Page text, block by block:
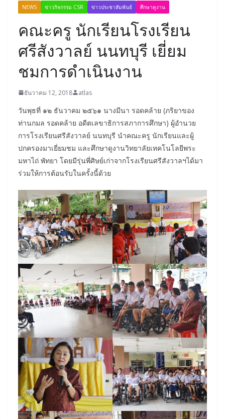
NEWS ข่าวกิจกรรม CSR ข่าวประชาสัมพันธ์ ศึกษาดูงาน
คณะครู นักเรียนโรงเรียน
ศรีสังวาลย์ นนทบุรี เยี่ยม
ชมการดำเนินงาน
ธันวาคม 12, 2018 atlas
วันพุธที่ ๑๒ ธันวาคม ๒๕๖๑ นางมีนา รอดคล้าย (ภริยาของ
ท่านกมล รอดคล้าย อดีตเลขาธิการสภาการศึกษา) ผู้อำนวย
การโรงเรียนศรีสังวาลย์ นนทบุรี นำคณะครู นักเรียนและผู้
ปกครองมาเยี่ยมชม และศึกษาดูงานวิทยาลัยเทคโนโลยีพระ
มหาไถ่ พัทยา โดยมีรุ่นพี่ศิษย์เก่าจากโรงเรียนศรีสังวาลฯได้มา
ร่วมให้การต้อนรับในครั้งนี้ด้วย